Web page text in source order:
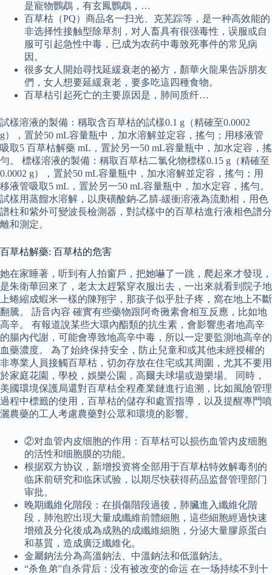
是寵物鸚鵡，有玄鳳鸚鵡，…
百草枯（PQ）商品名一扫光、克芜踪等，是一种高效能的
非选择性接触型除草剂，对人畜具有很强毒性，误服或自
服可引起急性中毒，已成为农药中毒致死事件的常见病
因。
很多女人開始尋找延緩衰老的祕方，顏華火龍果告訴朋友
們，女人想要延緩衰老，要多吃這四種食物。
百草枯引起死亡的主要原因是，肺间质纤…
試樣溶液的製備：稱取含百草枯的試樣0.1 g（精確至0.0002
g），置於50 mL容量瓶中，加水溶解並定容，搖勻；用移液管
吸取5 百草枯解藥 mL，置於另一50 mL容量瓶中，加水定容，搖
勻。 標樣溶液的製備：稱取百草枯二氯化物標樣0.15 g（精確至
0.0002 g），置於50 mL容量瓶中，加水溶解並定容，搖勻；用
移液管吸取5 mL，置於另一50 mL容量瓶中，加水定容，搖勻。
試樣用蒸餾水溶解，以庚磺酸鈉-乙腈-緩衝溶液為流動相，用色
譜柱和紫外可變波長檢測器，對試樣中的百草枯進行液相色譜分
離和測定。
百草枯解藥: 百草枯的危害
她在家睡著，听到有人拍窗戶，把她嚇了一跳，爬起來才發現，
是朱衛華回來了，老太太趕緊穿衣服出去，一出來就看到院子地
上蜷縮成蝦米一樣的陳翔宇，那孩子似乎肚子疼，窩在地上不斷
翻騰。 語音內容 確實有些藥物跟阿奇黴素會相互反應，比如地
高辛。 有報道說某些大環內酯類的抗生素，會影響患者地高辛
的腸內代謝，可能會導致地高辛中毒，所以一定要監測地高辛的
血藥濃度。 為了始終保持安全，防止兒童和或其他未經授權的
非專業人員接觸百草枯，切勿存放在住宅或其周圍，尤其不要用
於家庭花園，學校，娛樂公園，高爾夫球場或遊樂場。 同時，
美國環境保護局還對百草枯全程產業鏈進行追溯，比如風險管理
過程中標籤的使用，百草枯的儲存和處置指導，以及提醒專門噴
灑農藥的工人考慮農藥對公眾和環境的影響。
②对血管内皮细胞的作用：百草枯可以损伤血管内皮细胞
的活性和细胞膜的功能。
根据双方协议，新增投资将全部用于百草枯特效解毒剂的
临床前研究和临床试验，以期尽快获得药品监督管理部门
审批。
晚期纖維化階段：在損傷階段過後，肺臟進入纖維化階
段，肺泡腔出現大量成纖維前體細胞，這些細胞經過快速
增殖及分化後成為成熟的成纖維細胞，分泌大量膠原蛋白
和基質，造成廣泛纖維化。
金屬鈉法分為高溫鈉法、中溫鈉法和低溫鈉法。
“杀鱼弟”自杀背后：没有被改变的命运 在一场持续不到十